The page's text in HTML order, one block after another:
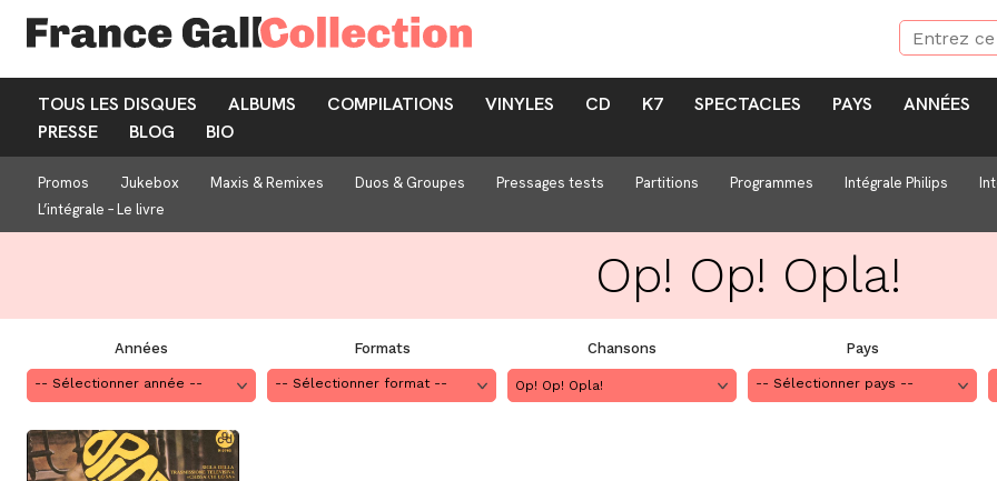
TOUS LES DISQUES ALBUMS COMPILATIONS VINYLES CD K7 SPECTACLES PAYS ANNÉES
PRESSE
BLOG BIO
Promos Jukebox Maxis & Remixes Duos & Groupes Pressages tests Partitions Programmes Intégrale Philips
L’intégrale – Le livre
Op! Op! Opla!
Années Formats Chansons
Op! Op! Opla!
Pays